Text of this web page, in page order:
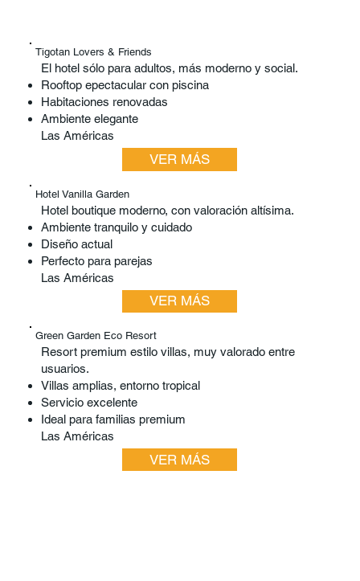
Tigotan Lovers & Friends
El hotel sólo para adultos, más moderno y social.
Rooftop epectacular con piscina
Habitaciones renovadas
Ambiente elegante
Las Américas
VER MÁS
Hotel Vanilla Garden
Hotel boutique moderno, con valoración altísima.
Ambiente tranquilo y cuidado
Diseño actual
Perfecto para parejas
Las Américas
VER MÁS
Green Garden Eco Resort
Resort premium estilo villas, muy valorado entre
usuarios.
Villas amplias, entorno tropical
Servicio excelente
Ideal para familias premium
Las Américas
VER MÁS